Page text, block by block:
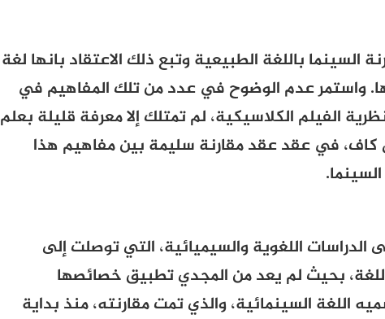
السينما باللغة الطبيعية وتبع ذلك الاعتقاد بانها لغة
واستمر عدم الوضوح في عدد من تلك المفاهيم في
الفيلم الكلاسيكية، لم تمتلك إلا معرفة قليلة بعلم
كاف، في عقد عقد مقارنة سليمة بين مفاهيم هذا
الدراسات اللغوية والسيميائية، التي توصلت إلى
بحيث لم يعد من المجدي تطبيق خصائصها
اللغة السينمائية، والذي تمت مقارنته، منذ بداية